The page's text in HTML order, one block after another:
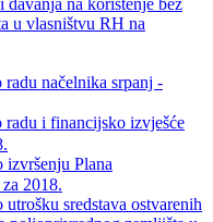
na korištenje bez
u vlasništvu RH na
načelnika srpanj -
i financijsko izvješće
izvršenju Plana
2018.
sredstava ostvarenih